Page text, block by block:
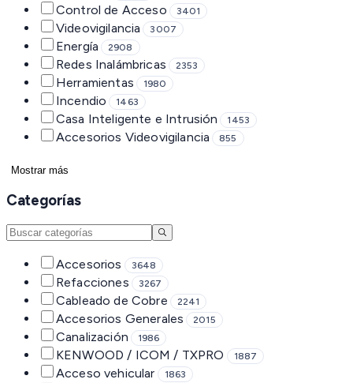
Control de Acceso 3401
Videovigilancia 3007
Energía 2908
Redes Inalámbricas 2353
Herramientas 1980
Incendio 1463
Casa Inteligente e Intrusión 1453
Accesorios Videovigilancia 855
Mostrar más
Categorías
Accesorios 3648
Refacciones 3267
Cableado de Cobre 2241
Accesorios Generales 2015
Canalización 1986
KENWOOD / ICOM / TXPRO 1887
Acceso vehicular 1863